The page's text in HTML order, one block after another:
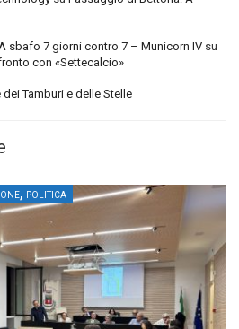
sbafo 7 giorni contro 7 – Municorn IV su
con «Settecalcio»
Tamburi e delle Stelle
, POLITICA